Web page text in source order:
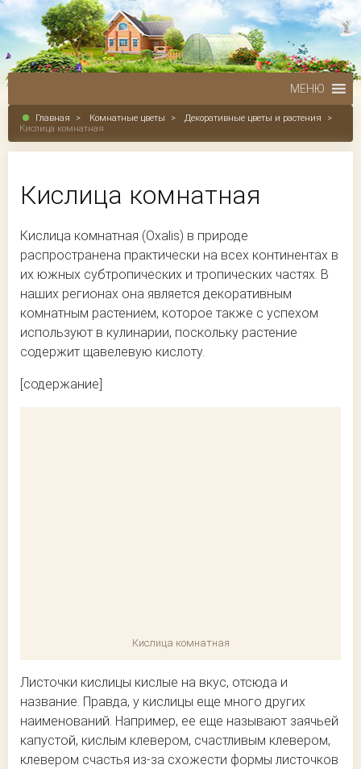
МЕНЮ
Главная > Комнатные цветы > Декоративные цветы и растения
>
Кислица комнатная
Кислица комнатная
Кислица комнатная (Oxalis) в природе
распространена практически на всех континентах в
их южных субтропических и тропических частях. В
наших регионах она является декоративным
комнатным растением, которое также с успехом
используют в кулинарии, поскольку растение
содержит щавелевую кислоту.
[содержание]
Кислица комнатная
Листочки кислицы кислые на вкус, отсюда и
название. Правда, у кислицы еще много других
наименований. Например, ее еще называют заячьей
капустой, кислым клевером, счастливым клевером,
клевером счастья из-за схожести формы листочков